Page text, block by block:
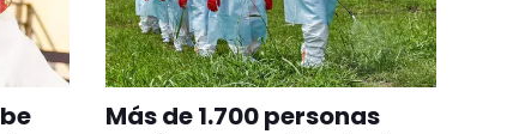
Más de 1.700 personas